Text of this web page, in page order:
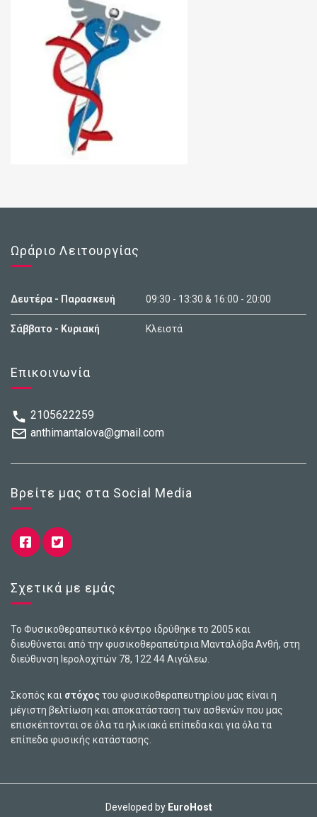
Ωράριο Λειτουργίας
Δευτέρα - Παρασκευή 09:30 - 13:30 & 16:00 - 20:00
Σάββατο - Κυριακή Κλειστά
Επικοινωνία
2105622259
anthimantalova@gmail.com
Βρείτε μας στα Social Media
Σχετικά με εμάς
Το Φυσικοθεραπευτικό κέντρο ιδρύθηκε το 2005 και
διευθύνεται από την φυσικοθεραπεύτρια Μανταλόβα Ανθή, στη
διεύθυνση Ιερολοχiτών 78, 122 44 Αιγάλεω.
Σκοπός και στόχοςτου φυσικοθεραπευτηρίου μας είναι η
μέγιστη βελτίωση και αποκατάσταση των ασθενών που μας
επισκέπτονται σε όλα τα ηλικιακά επίπεδα και για όλα τα
επίπεδα φυσικής κατάστασης.
Developed by EuroHost